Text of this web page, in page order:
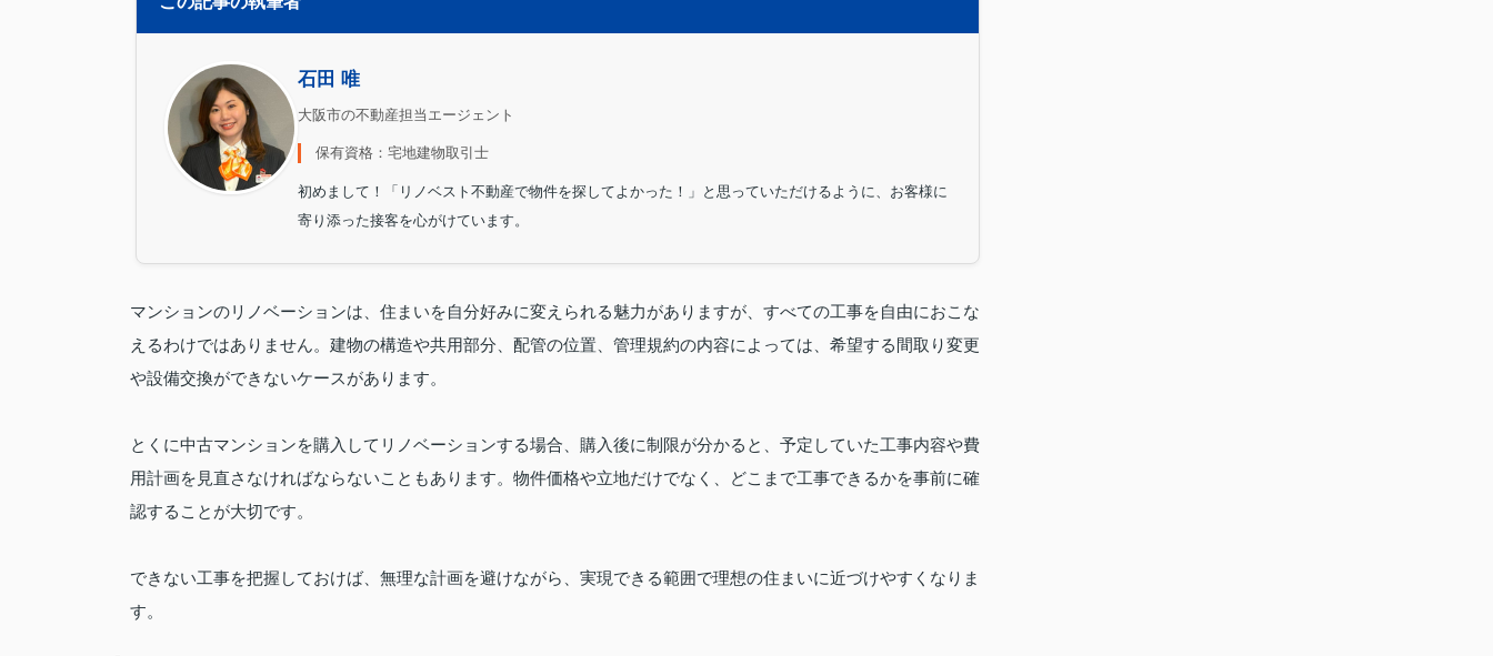
石田 唯
大阪市の不動産担当エージェント
保有資格：宅地建物取引士
初めまして！「リノベスト不動産で物件を探してよかった！」と思っていただけるように、お客様に
寄り添った接客を心がけています。
マンションのリノベーションは、住まいを自分好みに変えられる魅力がありますが、すべての工事を自由におこな
えるわけではありません。建物の構造や共用部分、配管の位置、管理規約の内容によっては、希望する間取り変更
や設備交換ができないケースがあります。
とくに中古マンションを購入してリノベーションする場合、購入後に制限が分かると、予定していた工事内容や費
用計画を見直さなければならないこともあります。物件価格や立地だけでなく、どこまで工事できるかを事前に確
認することが大切です。
できない工事を把握しておけば、無理な計画を避けながら、実現できる範囲で理想の住まいに近づけやすくなりま
す。